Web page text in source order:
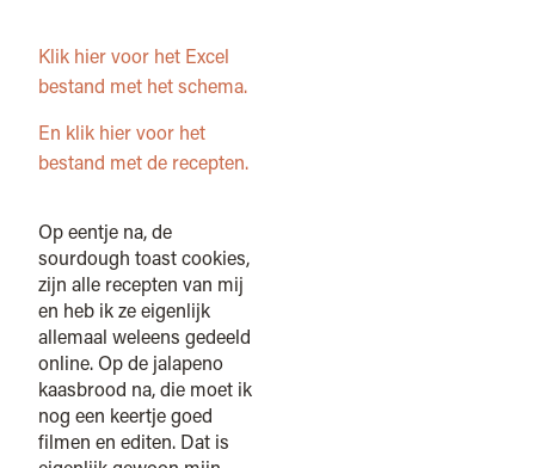
Klik hier voor het Excel
bestand met het schema.
En klik hier voor het
bestand met de recepten.
Op eentje na, de
sourdough toast cookies,
zijn alle recepten van mij
en heb ik ze eigenlijk
allemaal weleens gedeeld
online. Op de jalapeno
kaasbrood na, die moet ik
nog een keertje goed
filmen en editen. Dat is